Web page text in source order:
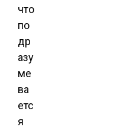
что
по
др
азу
ме
ва
етс
я